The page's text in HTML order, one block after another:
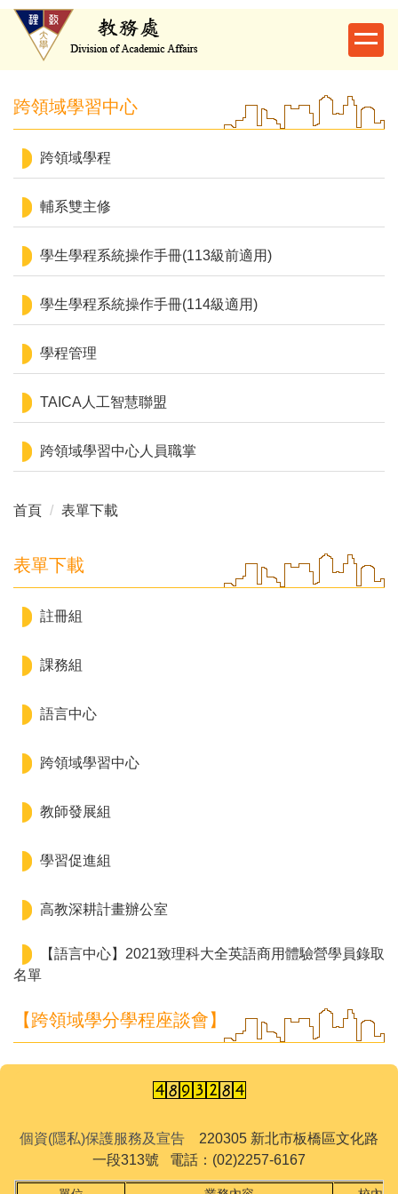
跳
內
跨領域學習中心
跨領域學程
輔系雙主修
學生學程系統操作手冊(113級前適用)
學生學程系統操作手冊(114級適用)
學程管理
TAICA人工智慧聯盟
跨領域學習中心人員職掌
首頁 表單下載
表單下載
註冊組
課務組
語言中心
跨領域學習中心
教師發展組
學習促進組
高教深耕計畫辦公室
【語言中心】2021致理科大全英語商用體驗營學員錄取
名單
【跨領域學分學程座談會】
個資(隱私)保護服務及宣告 220305 新北市板橋區文化路
一段313號 電話：(02)2257-6167